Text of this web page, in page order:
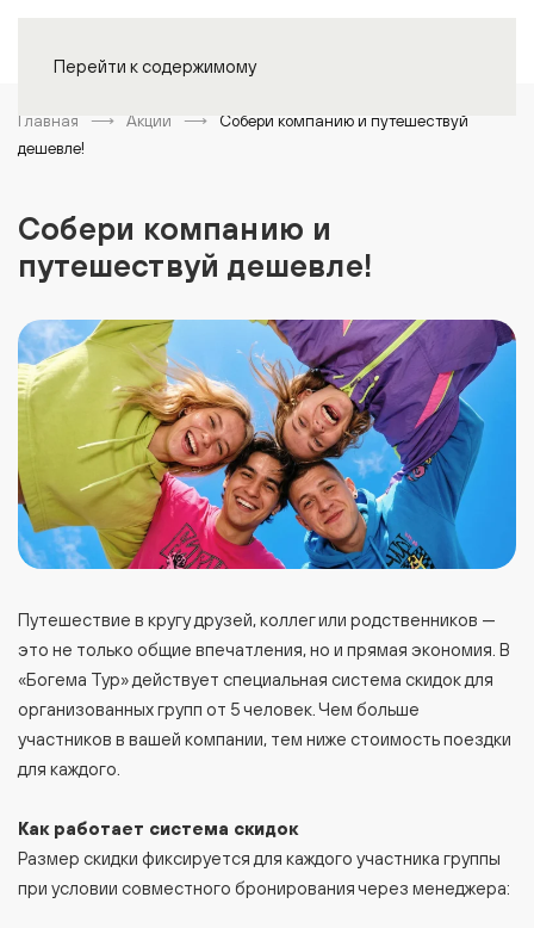
Перейти к содержимому
Главная Акции
Собери компанию и путешествуй
дешевле!
Собери компанию и
путешествуй дешевле!
Путешествие в кругу друзей, коллег или родственников —
это не только общие впечатления, но и прямая экономия. В
«Богема Тур» действует специальная система скидок для
организованных групп от 5 человек. Чем больше
участников в вашей компании, тем ниже стоимость поездки
для каждого.
Как работает система скидок
Размер скидки фиксируется для каждого участника группы
при условии совместного бронирования через менеджера: